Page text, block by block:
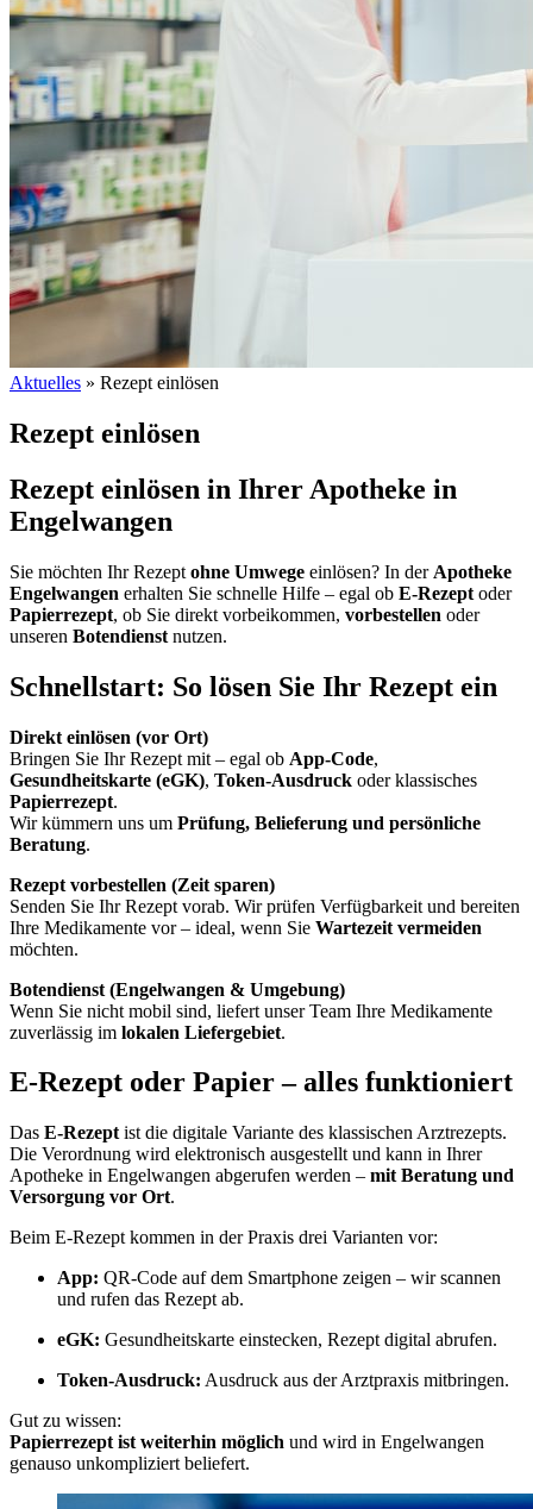
Aktuelles » Rezept einlösen
Rezept einlösen
Rezept einlösen in Ihrer Apotheke in
Engelwangen
Sie möchten Ihr Rezept ohne Umwege einlösen? In der Apotheke
Engelwangen erhalten Sie schnelle Hilfe – egal ob E-Rezept oder
Papierrezept, ob Sie direkt vorbeikommen, vorbestellen oder
unseren Botendienst nutzen.
Schnellstart: So lösen Sie Ihr Rezept ein
Direkt einlösen (vor Ort)
Bringen Sie Ihr Rezept mit – egal ob App-Code,
Gesundheitskarte (eGK), Token-Ausdruck oder klassisches
Papierrezept.
Wir kümmern uns um Prüfung, Belieferung und persönliche
Beratung.
Rezept vorbestellen (Zeit sparen)
Senden Sie Ihr Rezept vorab. Wir prüfen Verfügbarkeit und bereiten
Ihre Medikamente vor – ideal, wenn Sie Wartezeit vermeiden
möchten.
Botendienst (Engelwangen & Umgebung)
Wenn Sie nicht mobil sind, liefert unser Team Ihre Medikamente
zuverlässig im lokalen Liefergebiet.
E-Rezept oder Papier – alles funktioniert
Das E-Rezept ist die digitale Variante des klassischen Arztrezepts.
Die Verordnung wird elektronisch ausgestellt und kann in Ihrer
Apotheke in Engelwangen abgerufen werden – mit Beratung und
Versorgung vor Ort.
Beim E-Rezept kommen in der Praxis drei Varianten vor:
App: QR-Code auf dem Smartphone zeigen – wir scannen
und rufen das Rezept ab.
eGK: Gesundheitskarte einstecken, Rezept digital abrufen.
Token-Ausdruck: Ausdruck aus der Arztpraxis mitbringen.
Gut zu wissen:
Papierrezept ist weiterhin möglich und wird in Engelwangen
genauso unkompliziert beliefert.